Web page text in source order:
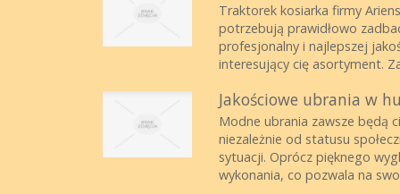
Traktorek kosiarka firmy
potrzebują prawidłowo
profesjonalny i najlepszej
interesujący cię asortyment.
Jakościowe ubrania w
Modne ubrania zawsze będą
niezależnie od statusu
sytuacji. Oprócz pięknego
wykonania, co pozwala na